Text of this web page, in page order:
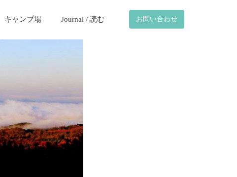
キャンプ場 Journal / 読む お問い合わせ